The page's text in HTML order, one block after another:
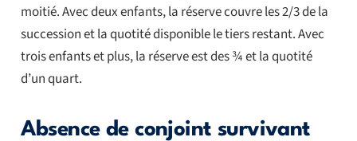
moitié. Avec deux enfants, la réserve couvre les 2/3 de la
succession et la quotité disponible le tiers restant. Avec
trois enfants et plus, la réserve est des ¾ et la quotité
d’un quart.
Absence de conjoint survivant